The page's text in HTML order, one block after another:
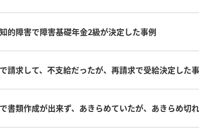
的障害で障害基礎年金2級が決定した事例
請求して、不支給だったが、再請求で受給決定した
書類作成が出来ず、あきらめていたが、あきらめ切